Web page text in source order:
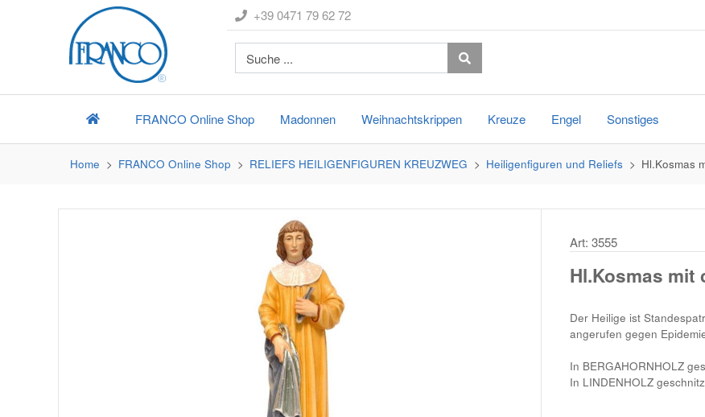
+39 0471 79 62 72
FRANCO Online Shop Madonnen Weihnachtskrippen Kreuze Engel Sonstiges
Home FRANCO Online Shop RELIEFS HEILIGENFIGUREN KREUZWEG Heiligenfiguren und Reliefs Hl.Kosmas
Art: 3555
Hl.Kosmas
Der Heilige ist
angerufen gegen
In BERGAHORNHOLZ
In LINDENHOLZ